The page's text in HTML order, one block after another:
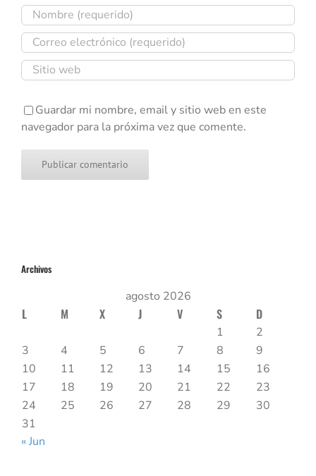
Guardar mi nombre, email y sitio web en este
navegador para la próxima vez que comente.
Archivos
agosto 2026
L M X J V S D
1
2
3
4 5 6 7 8
9
10
11 12 13 14 15
16
17
18 19 20 21 22
23
24
25 26 27 28 29
30
31
« Jun